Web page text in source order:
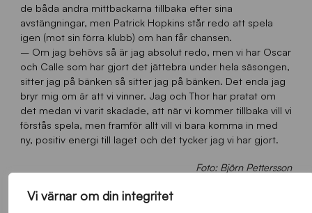
Vi värnar om din integritet
de båda andra mittbackarna tillbaka efter sina
avstängningar, men Patrick Hopkins står redo att spela
igen (mot sin förra klubb) om han får chansen.
– Om jag behövs så är jag absolut redo, men vi har Oscar
och Calle som har gjort det jättebra under hela säsongen,
sitter jag på bänken så sitter jag på bänken. Det enda jag
bryr mig om är att vi vinner. Jag och Thor har pratat om
det medan vi varit skadade, att när vi kommer tillbaka vill vi
förstås spela, men framför allt vill vi bara komma in med
ny, positiv energi till laget och det tycker jag vi har gjort.
Foto: Björn Pettersson